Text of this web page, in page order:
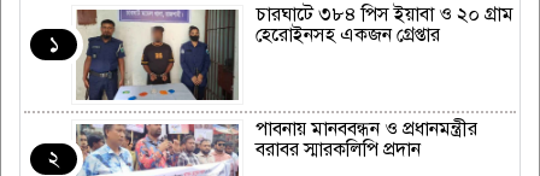
১
চারঘাটে ৩৮৪ পিস ইয়াবা ও ২০ গ্রাম
হেরোইনসহ একজন গ্রেপ্তার
২
পাবনায় মানববন্ধন ও প্রধানমন্ত্রীর
বরাবর স্মারকলিপি প্রদান